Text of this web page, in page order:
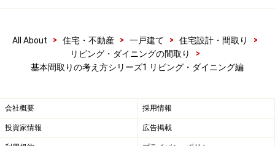
All About > 住宅・不動産 > 一戸建て > 住宅設計・間取り
>
リビング・ダイニングの間取り
>
基本間取りの考え方シリーズ1 リビング・ダイニング編
会社概要 採用情報
投資家情報 広告掲載